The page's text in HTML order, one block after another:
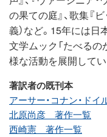
の果ての庭』、歌集『
義）など。15年には
文学ムック「たべるの
様な活動を展開してい
著訳者の既刊本
アーサー・コナン・ド
北原尚彦 著作一覧
西崎憲 著作一覧